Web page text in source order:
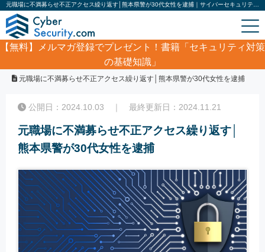
【無料】
メルマガ登録でプレゼント！書籍「セキュリティ対策
の基礎知識」
サイバーセキュリティ・情報漏洩ニュース
元職場に不満募らせ不正アクセス繰り返す│熊本県警が30代女性を逮捕
公開日：2024.10.03 ｜ 最終更新日：2024.11.21
元職場に不満募らせ不正アクセス繰り返す│
熊本県警が30代女性を逮捕